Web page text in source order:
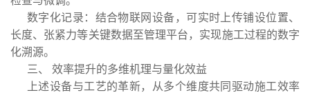
数字化记录：结合物联网设备，可实时上传铺设位置、
长度、张紧力等关键数据至管理平台，实现施工过程的数字
化溯源。
三、 效率提升的多维机理与量化效益
上述设备与工艺的革新，从多个维度共同驱动施工效率